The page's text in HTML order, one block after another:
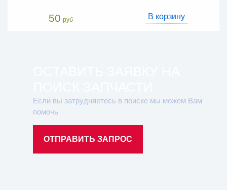
50 руб В корзину
Если вы затрудняетесь в поиске мы можем Вам
помочь
ОТПРАВИТЬ ЗАПРОС